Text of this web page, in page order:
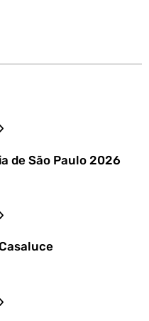
de São Paulo 2026